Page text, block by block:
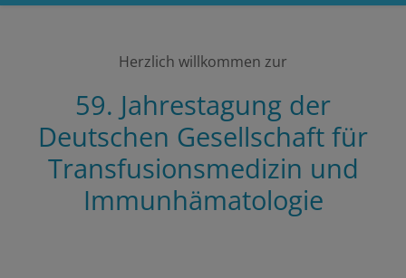
Herzlich willkommen zur
59. Jahrestagung der
Deutschen Gesellschaft für
Transfusionsmedizin und
Immunhämatologie